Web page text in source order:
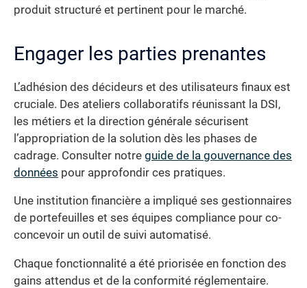
produit structuré et pertinent pour le marché.
Engager les parties prenantes
L’adhésion des décideurs et des utilisateurs finaux est
cruciale. Des ateliers collaboratifs réunissant la DSI,
les métiers et la direction générale sécurisent
l’appropriation de la solution dès les phases de
cadrage. Consulter notre guide de la gouvernance des
données pour approfondir ces pratiques.
Une institution financière a impliqué ses gestionnaires
de portefeuilles et ses équipes compliance pour co-
concevoir un outil de suivi automatisé.
Chaque fonctionnalité a été priorisée en fonction des
gains attendus et de la conformité réglementaire.